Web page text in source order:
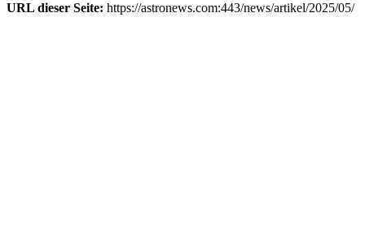
URL dieser Seite: https://astronews.com:443/news/artikel/2025/05/